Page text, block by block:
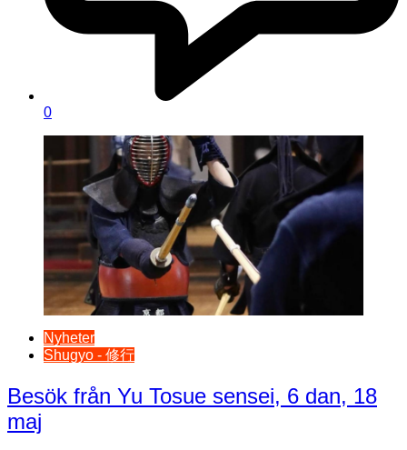
0
Nyheter
Shugyo - 修行
Besök från Yu Tosue sensei, 6 dan, 18
maj